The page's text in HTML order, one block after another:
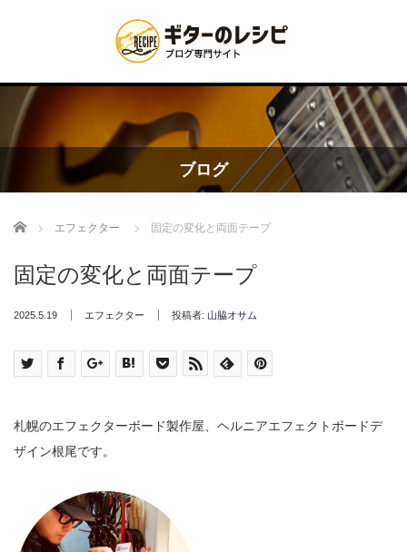
ブログ
Home エフェクター 固定の変化と両面テープ
固定の変化と両面テープ
2025.5.19 エフェクター 投稿者: 山脇オサム
札幌のエフェクターボード製作屋、ヘルニアエフェクトボードデ
ザイン根尾です。